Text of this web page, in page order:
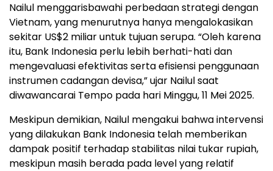
Nailul menggarisbawahi perbedaan strategi dengan
Vietnam, yang menurutnya hanya mengalokasikan
sekitar US$2 miliar untuk tujuan serupa. “Oleh karena
itu, Bank Indonesia perlu lebih berhati-hati dan
mengevaluasi efektivitas serta efisiensi penggunaan
instrumen cadangan devisa,” ujar Nailul saat
diwawancarai Tempo pada hari Minggu, 11 Mei 2025.
Meskipun demikian, Nailul mengakui bahwa intervensi
yang dilakukan Bank Indonesia telah memberikan
dampak positif terhadap stabilitas nilai tukar rupiah,
meskipun masih berada pada level yang relatif